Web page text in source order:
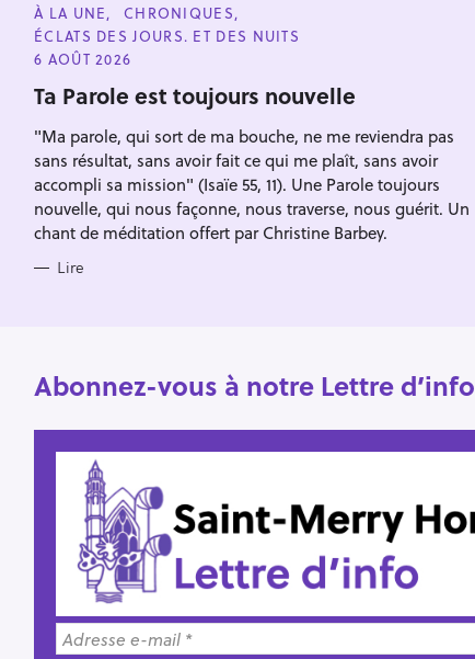
C
A
T
E
O
R
E
S
À LA UNE
CHRONIQUES
ÉCLATS DES JOURS. ET DES NUITS
6 AOÛT 2026
Ta Parole est toujours nouvelle
"Ma parole, qui sort de ma bouche, ne me reviendra pas
sans résultat, sans avoir fait ce qui me plaît, sans avoir
accompli sa mission" (Isaïe 55, 11). Une Parole toujours
nouvelle, qui nous façonne, nous traverse, nous guérit. Un
chant de méditation offert par Christine Barbey.
Lire
Abonnez-vous à notre Lettre d’info
h
e
c
h
e
r
Escape